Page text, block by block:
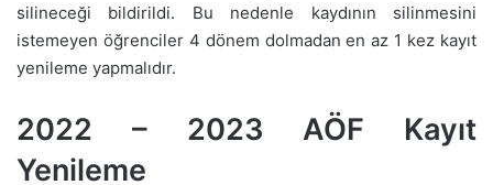
silineceği bildirildi. Bu nedenle kaydının silinmesini
istemeyen öğrenciler 4 dönem dolmadan en az 1 kez kayıt
yenileme yapmalıdır.
2022 – 2023 AÖF Kayıt
Yenileme